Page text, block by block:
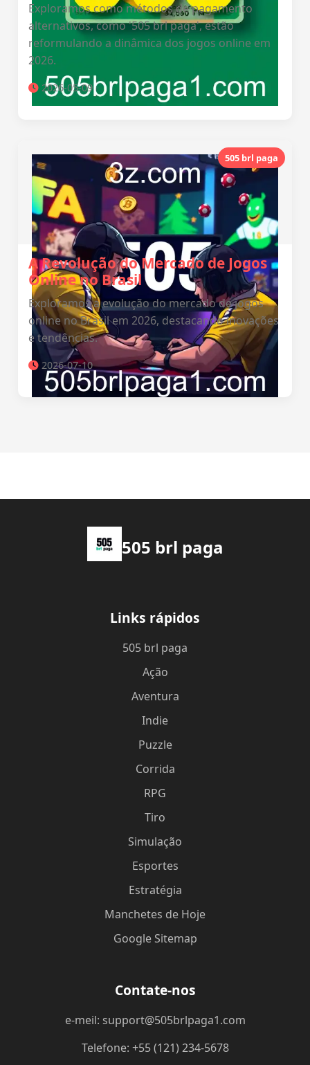
Exploramos como métodos de pagamento
alternativos, como '505 brl paga', estão
reformulando a dinâmica dos jogos online em
2026.
2026-05-09
505 brl paga
A Revolução do Mercado de Jogos
Online no Brasil
Exploramos a evolução do mercado de jogos
online no Brasil em 2026, destacando inovações
e tendências.
2026-07-10
505 brl paga
Links rápidos
505 brl paga
Ação
Aventura
Indie
Puzzle
Corrida
RPG
Tiro
Simulação
Esportes
Estratégia
Manchetes de Hoje
Google Sitemap
Contate-nos
e-meil: support@505brlpaga1.com
Telefone: +55 (121) 234-5678